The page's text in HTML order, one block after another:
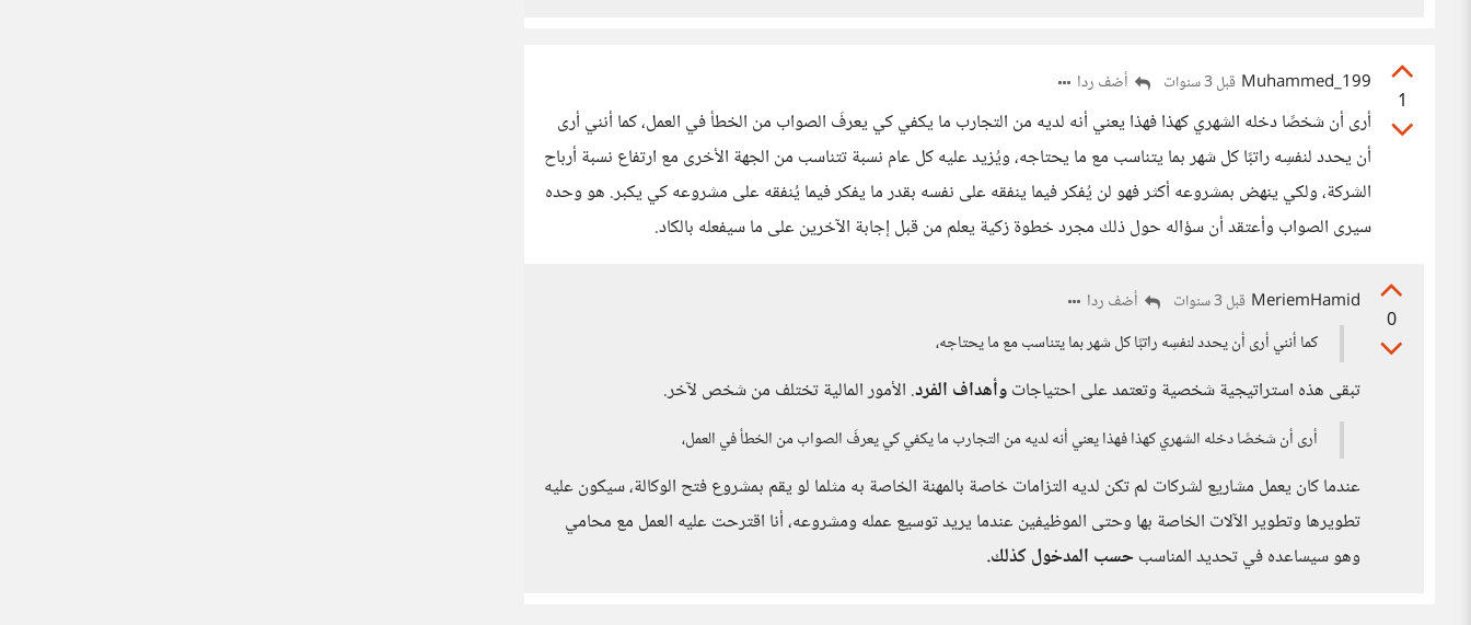
1
Muhammed_199 قبل 3 سنوات أضف ردا
أرى أن شخصًا دخله الشهري كهذا فهذا يعني أنه لديه من التجارب ما يكفي كي يعرفَ الصواب من الخطأ في العمل، كما أنني أرى
أن يحدد لنفسِه راتبًا كل شهر بما يتناسب مع ما يحتاجه، ويُزيد عليه كل عام نسبة تتناسب من الجهة الأخرى مع ارتفاع نسبة أرباح
الشركة، ولكي ينهض بمشروعه أكثر فهو لن يُفكر فيما ينفقه على نفسه بقدر ما يفكر فيما يُنفقه على مشروعه كي يكبر. هو وحده
سيرى الصواب وأعتقد أن سؤاله حول ذلك مجرد خطوة زكية يعلم من قبل إجابة الآخرين على ما سيفعله بالكاد.
0
MeriemHamid قبل 3 سنوات
أضف ردا
كما أنني أرى أن يحدد لنفسِه راتبًا كل شهر بما يتناسب مع ما يحتاجه،
تبقى هذه استراتيجية شخصية وتعتمد على احتياجاتوأهداف الفرد. الأمور المالية تختلف من شخص لآخر.
أرى أن شخصًا دخله الشهري كهذا فهذا يعني أنه لديه من التجارب ما يكفي كي يعرفَ الصواب من الخطأ في العمل،
عندما كان يعمل مشاريع لشركات لم تكن لديه التزامات خاصة بالمهنة الخاصة به مثلما لو يقم بمشروع فتح الوكالة، سيكون عليه
تطويرها وتطوير الآلات الخاصة بها وحتى الموظيفين عندما يريد توسيع عمله ومشروعه، أنا اقترحت عليه العمل مع محامي
وهو سيساعده في تحديد المناسبحسب المدخول كذلك.